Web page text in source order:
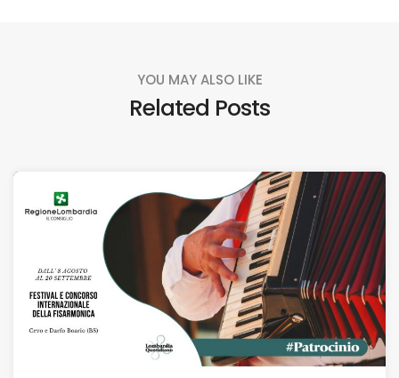
YOU MAY ALSO LIKE
Related Posts